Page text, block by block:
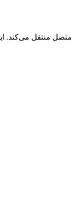
منتقل می‌کند.